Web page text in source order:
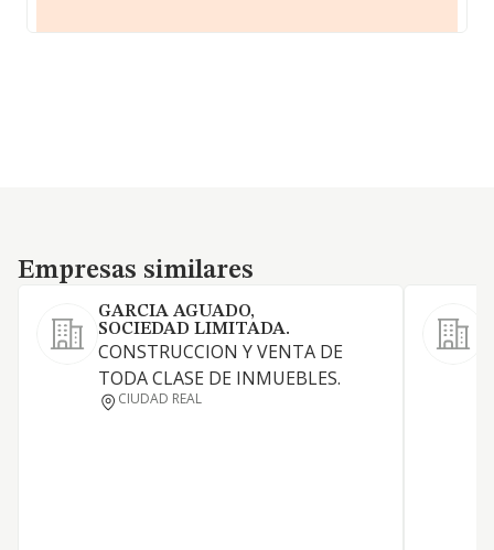
Empresas similares
Empresas similares
GARCIA AGUADO,
SOCIEDAD LIMITADA.
CONSTRUCCION Y VENTA DE
TODA CLASE DE INMUEBLES.
CIUDAD REAL